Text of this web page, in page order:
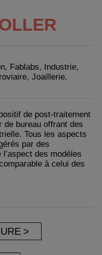
Fablabs, Industrie,
Joaillerie,
de post-traitement
de bureau offrant des
Tous les aspects
par des
des modèles
à celui des